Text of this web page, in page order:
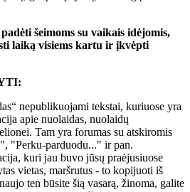
šeimoms su vaikais idėjomis,
laiką visiems kartu ir įkvėpti
nepublikuojami tekstai, kuriuose yra
apie nuolaidas, nuolaidų
Tam yra forumas su atskiromis
"Perku-parduodu..." ir pan.
kuri jau buvo jūsų praėjusiuose
vietas, maršrutus - to kopijuoti iš
ten būsite šią vasarą, žinoma, galite